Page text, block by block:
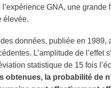
GNA, une
élevée.
données, publiée en
L’amplitude de
statistique de 15 fois
obtenues, la probabilité de